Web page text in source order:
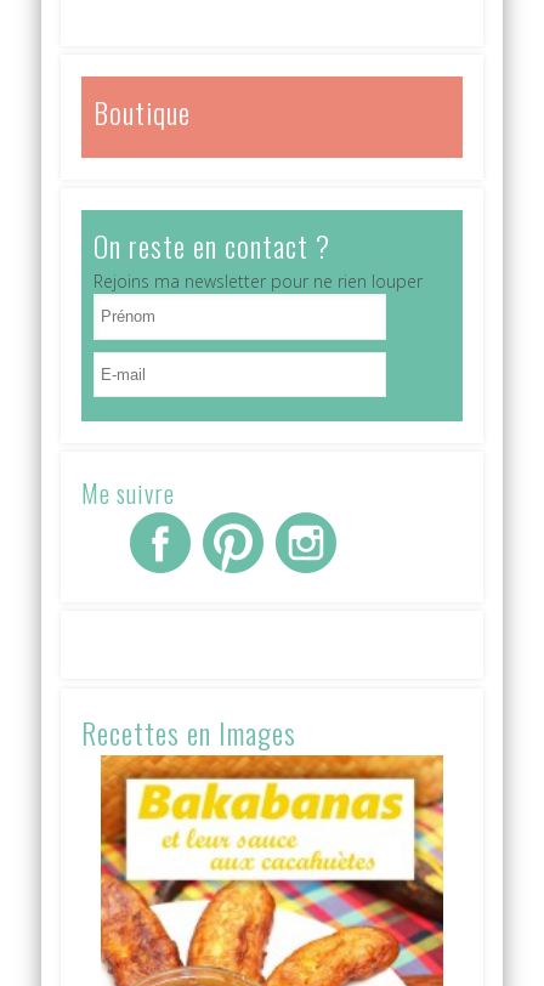
Boutique
On reste en contact ?
Rejoins ma newsletter pour ne rien louper
Me suivre
Recettes en Images